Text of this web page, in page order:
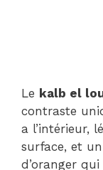
Le kalb el
contraste
a l’intérieur,
surface, et
d’oranger